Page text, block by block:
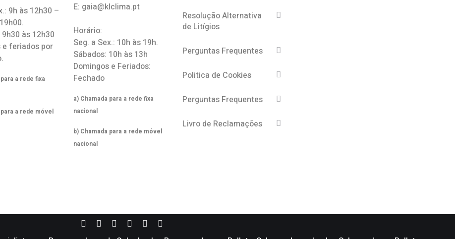
9h às 12h30 –
às 12h30
e feriados por
a rede fixa
a rede móvel
E: gaia@klclima.pt
Horário:
Seg. a Sex.: 10h às 19h.
Sábados: 10h às 13h
Domingos e Feriados:
Fechado
a) Chamada para a rede fixa
nacional
b) Chamada para a rede móvel
nacional
Resolução Alternativa
de Litígios
Perguntas Frequentes
Politica de Cookies
Perguntas Frequentes
Livro de Reclamações